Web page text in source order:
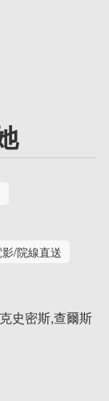
影/院線直送
史密斯,查爾斯